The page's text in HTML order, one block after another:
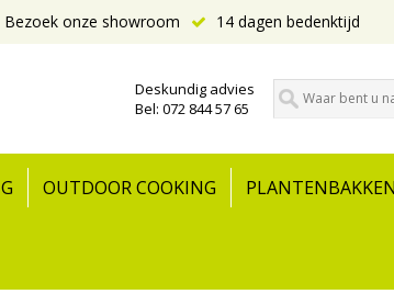
Bezoek onze showroom 14 dagen bedenktijd
Deskundig advies
Bel: 072 844 57 65
OUTDOOR COOKING PLANTENBAKKEN